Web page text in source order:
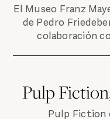
El Museo Franz
de Pedro
colaboración
Pulp
Pulp Fiction